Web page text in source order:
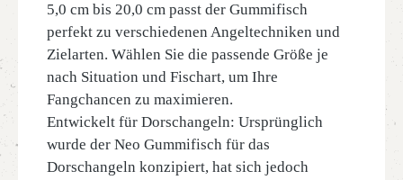
5,0 cm bis 20,0 cm passt der Gummifisch
perfekt zu verschiedenen Angeltechniken und
Zielarten. Wählen Sie die passende Größe je
nach Situation und Fischart, um Ihre
Fangchancen zu maximieren.
Entwickelt für Dorschangeln: Ursprünglich
wurde der Neo Gummifisch für das
Dorschangeln konzipiert, hat sich jedoch